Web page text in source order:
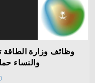
وظائف وزارة
والنساء